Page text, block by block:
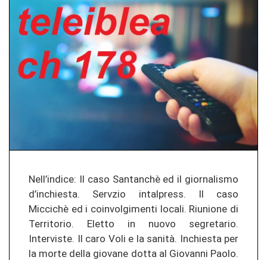
Nell’indice: Il caso Santanchè ed il giornalismo
d’inchiesta. Servzio intalpress. Il caso
Miccichè ed i coinvolgimenti locali. Riunione di
Territorio. Eletto in nuovo segretario.
Interviste. Il caro Voli e la sanità. Inchiesta per
la morte della giovane dotta al Giovanni Paolo.